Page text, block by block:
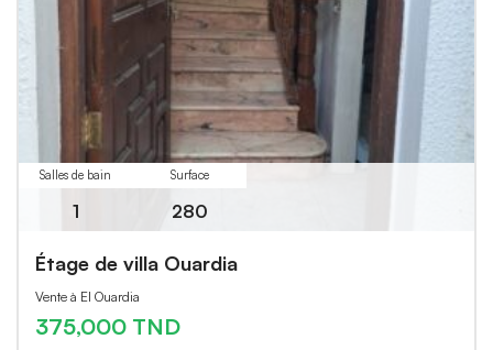
Salles de bain
1
Surface
280
Étage de villa Ouardia
Vente à El Ouardia
375,000 TND